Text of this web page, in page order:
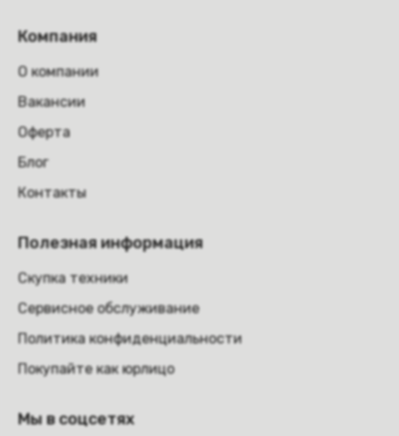
Компания
О компании
Вакансии
Оферта
Блог
Контакты
Полезная информация
Скупка техники
Сервисное обслуживание
Политика конфиденциальности
Покупайте как юрлицо
Мы в соцсетях